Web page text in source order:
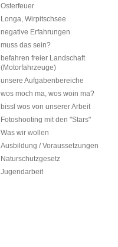
Osterfeuer
Longa, Wirpitschsee
negative Erfahrungen
muss das sein?
befahren freier Landschaft
(Motorfahrzeuge)
unsere Aufgabenbereiche
wos moch ma, wos woin ma?
bissl wos von unserer Arbeit
Fotoshooting mit den "Stars"
Was wir wollen
Ausbildung / Voraussetzungen
Naturschutzgesetz
Jugendarbeit